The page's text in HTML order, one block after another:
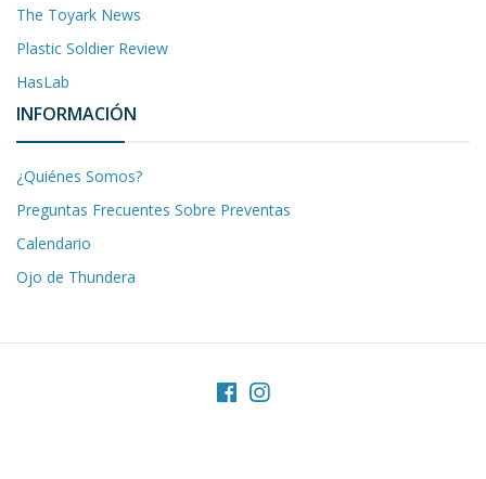
The Toyark News
Plastic Soldier Review
HasLab
INFORMACIÓN
¿Quiénes Somos?
Preguntas Frecuentes Sobre Preventas
Calendario
Ojo de Thundera